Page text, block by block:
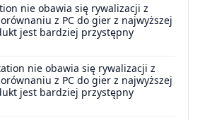
nie obawia się rywalizacji z
z PC do gier z najwyższej
jest bardziej przystępny
nie obawia się rywalizacji z
z PC do gier z najwyższej
jest bardziej przystępny